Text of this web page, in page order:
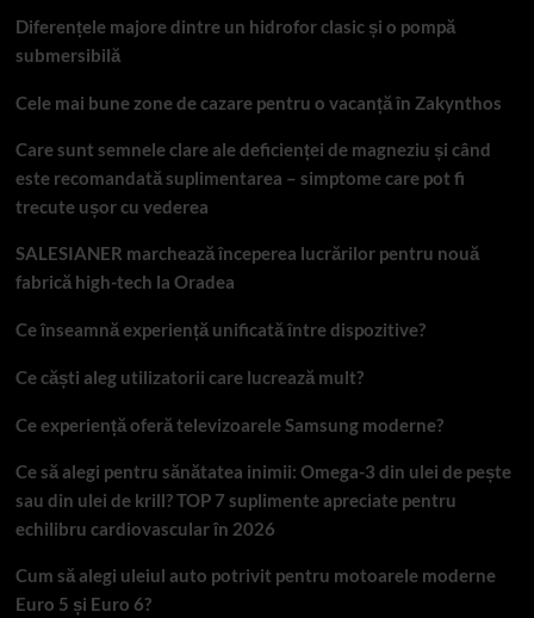
Diferențele majore dintre un hidrofor clasic și o pompă
submersibilă
Cele mai bune zone de cazare pentru o vacanță în Zakynthos
Care sunt semnele clare ale deficienței de magneziu și când
este recomandată suplimentarea – simptome care pot fi
trecute ușor cu vederea
SALESIANER marchează începerea lucrărilor pentru nouă
fabrică high-tech la Oradea
Ce înseamnă experiență unificată între dispozitive?
Ce căști aleg utilizatorii care lucrează mult?
Ce experiență oferă televizoarele Samsung moderne?
Ce să alegi pentru sănătatea inimii: Omega-3 din ulei de pește
sau din ulei de krill? TOP 7 suplimente apreciate pentru
echilibru cardiovascular în 2026
Cum să alegi uleiul auto potrivit pentru motoarele moderne
Euro 5 și Euro 6?